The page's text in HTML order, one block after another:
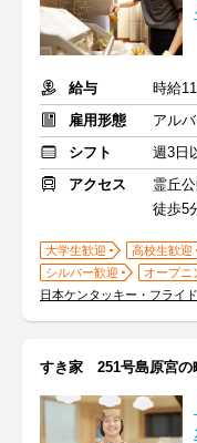
給与
時給
雇用形態
アル
シフト
週3日
アクセス
霊丘
徒歩5
大学生歓迎 高校生歓迎
シルバー歓迎
オープニ
日本ケンタッキー・フライ
すき家 251号島原宮の